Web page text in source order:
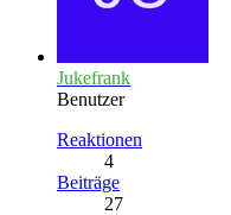
Jukefrank
Benutzer
Reaktionen
4
Beiträge
27